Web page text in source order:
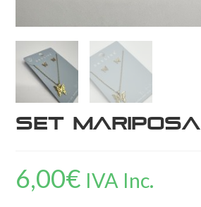
Set Mariposa
6,00€ IVA Inc.